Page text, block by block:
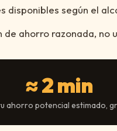
disponibles según el
ahorro razonada, no
≈ 2 min
ahorro potencial estimado,